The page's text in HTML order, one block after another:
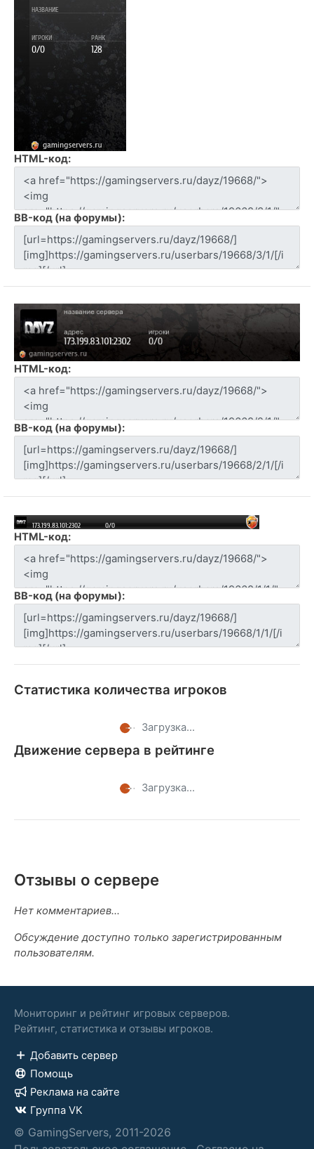
HTML-код:
BB-код (на форумы):
HTML-код:
BB-код (на форумы):
HTML-код:
BB-код (на форумы):
Статистика количества игроков
Загрузка...
Движение сервера в рейтинге
Загрузка...
Отзывы о сервере
Нет комментариев...
Обсуждение доступно только зарегистрированным
пользователям.
Мониторинг и рейтинг игровых серверов.
Рейтинг, статистика и отзывы игроков.
Добавить сервер
Помощь
Реклама на сайте
Группа VK
© GamingServers, 2011-2026